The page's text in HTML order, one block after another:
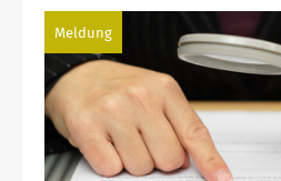
Meldung